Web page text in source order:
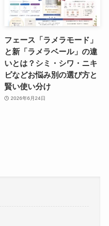
フェース「ラメラモード」
と新「ラメラベール」の違
いとは？シミ・シワ・ニキ
ビなどお悩み別の選び方と
賢い使い分け
2026年6月24日